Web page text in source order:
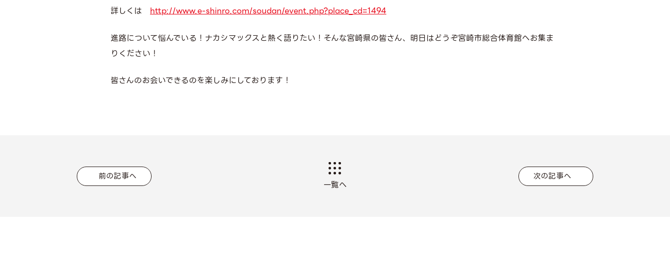
詳しくは http://www.e-shinro.com/soudan/event.php?place_cd=1494
進路について悩んでいる！ナカシマックスと熱く語りたい！そんな宮崎県の皆さん、明日はどうぞ宮崎市総合体育館へお集ま
りください！
皆さんのお会いできるのを楽しみにしております！
前の記事へ
一覧へ
次の記事へ